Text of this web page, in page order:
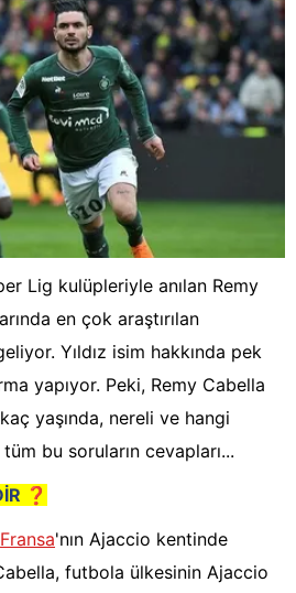
Lig kulüpleriyle anılan Remy
en çok araştırılan
Yıldız isim hakkında pek
yapıyor. Peki, Remy Cabella
yaşında, nereli ve hangi
bu soruların cevapları...
❓
Fransa'nın Ajaccio kentinde
futbola ülkesinin Ajaccio